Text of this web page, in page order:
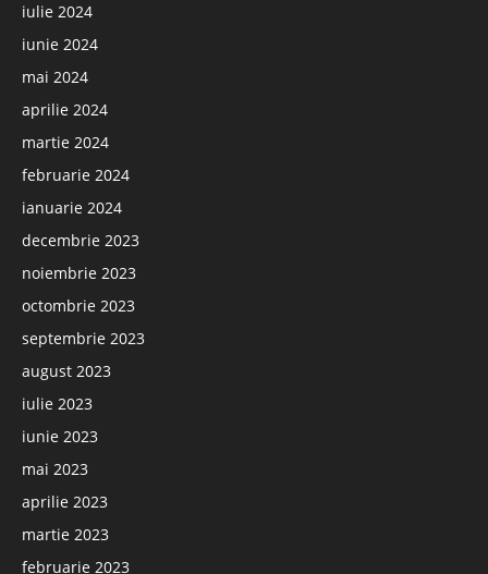
iulie 2024
iunie 2024
mai 2024
aprilie 2024
martie 2024
februarie 2024
ianuarie 2024
decembrie 2023
noiembrie 2023
octombrie 2023
septembrie 2023
august 2023
iulie 2023
iunie 2023
mai 2023
aprilie 2023
martie 2023
februarie 2023